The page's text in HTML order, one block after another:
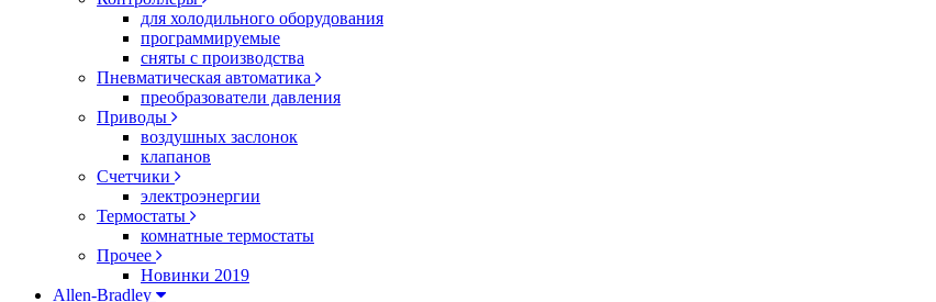
для холодильного оборудования
программируемые
сняты с производства
Пневматическая автоматика
преобразователи давления
Приводы
воздушных заслонок
клапанов
Счетчики
электроэнергии
Термостаты
комнатные термостаты
Прочее
Новинки 2019
Allen-Bradley